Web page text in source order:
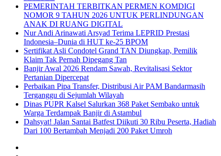
PEMERINTAH TERBITKAN PERMEN KOMDIGI
NOMOR 9 TAHUN 2026 UNTUK PERLINDUNGAN
ANAK DI RUANG DIGITAL
Nur Andi Arinawati Arsyad Terima LEPRID Prestasi
Indonesia–Dunia di HUT ke-25 BPOM
Sertifikat Asli Condotel Grand TAN Diungkap, Pemilik
Klaim Tak Pernah Dipegang Tan
Banjir Awal 2026 Rendam Sawah, Revitalisasi Sektor
Pertanian Dipercepat
Perbaikan Pipa Transfer, Distribusi Air PAM Bandarmasih
Terganggu di Sejumlah Wilayah
Dinas PUPR Kalsel Salurkan 368 Paket Sembako untuk
Warga Terdampak Banjir di Astambul
Dahsyat! Jalan Santai Batfest Diikuti 30 Ribu Peserta, Hadiah
Dari 100 Bertambah Menjadi 200 Paket Umroh